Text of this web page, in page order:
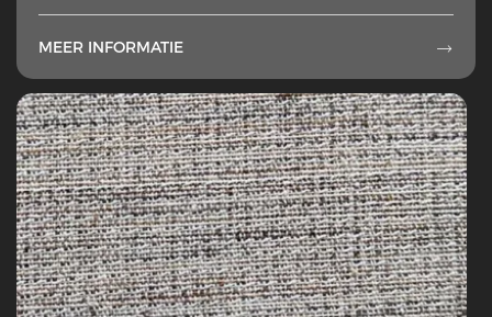
MEER INFORMATIE 